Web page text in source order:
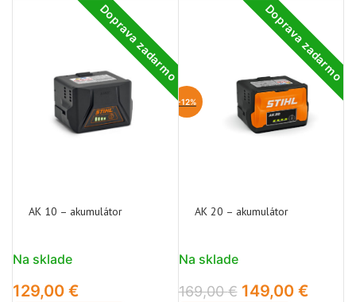
Doprava zadarmo
AK 10 – akumulátor
Na sklade
129,00 €
Doprava zadarmo
-12%
AK 20 – akumulátor
Na sklade
169,00€ 149,00 €